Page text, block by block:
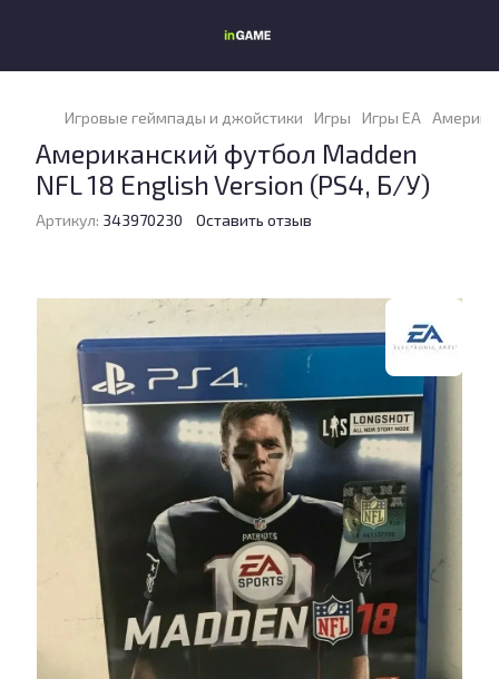
Игровые геймпады и джойстики Игры Игры EA
Американский футбол Madden
NFL 18 English Version (PS4, Б/У)
Артикул: 343970230 Оставить отзыв